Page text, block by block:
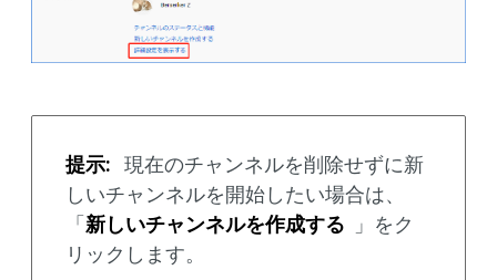
提示:
現在のチャンネルを削除せずに新
しいチャンネルを開始したい場合は、
「新しいチャンネルを作成する
」をク
リックします。